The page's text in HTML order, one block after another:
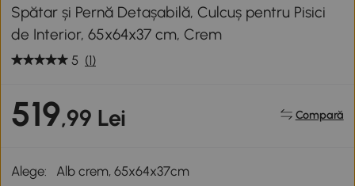
Spătar și Pernă Detașabilă, Culcuș pentru Pisici
de Interior, 65x64x37 cm, Crem
5 (1)
519,99 Lei Compară
Alege: Alb crem, 65x64x37cm